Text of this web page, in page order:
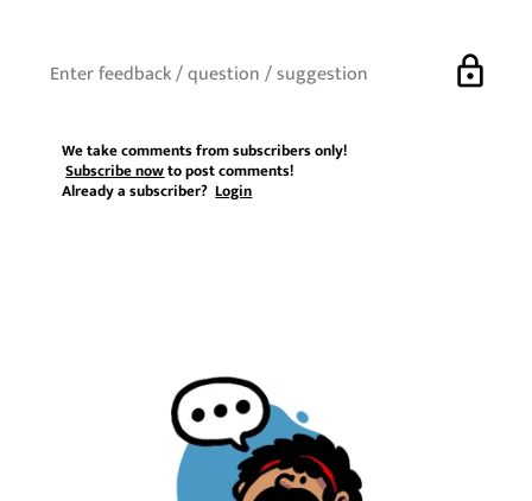
lock
We take comments from subscribers only!
Subscribe nowto post comments!
Already a subscriber?Login